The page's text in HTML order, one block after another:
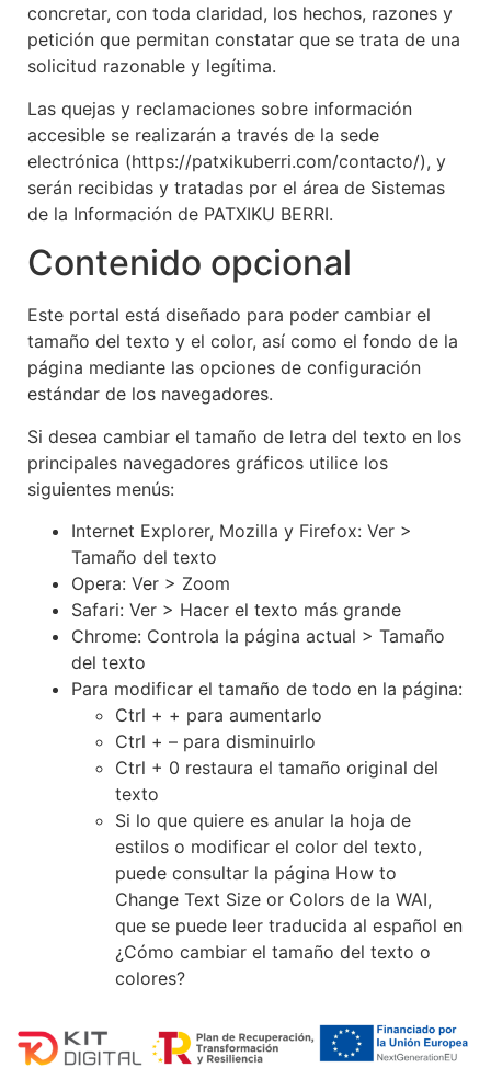
concretar, con toda claridad, los hechos, razones y
petición que permitan constatar que se trata de una
solicitud razonable y legítima.
Las quejas y reclamaciones sobre información
accesible se realizarán a través de la sede
electrónica (https://patxikuberri.com/contacto/), y
serán recibidas y tratadas por el área de Sistemas
de la Información de PATXIKU BERRI.
Contenido opcional
Este portal está diseñado para poder cambiar el
tamaño del texto y el color, así como el fondo de la
página mediante las opciones de configuración
estándar de los navegadores.
Si desea cambiar el tamaño de letra del texto en los
principales navegadores gráficos utilice los
siguientes menús:
Internet Explorer, Mozilla y Firefox: Ver >
Tamaño del texto
Opera: Ver > Zoom
Safari: Ver > Hacer el texto más grande
Chrome: Controla la página actual > Tamaño
del texto
Para modificar el tamaño de todo en la página:
Ctrl + + para aumentarlo
Ctrl + – para disminuirlo
Ctrl + 0 restaura el tamaño original del
texto
Si lo que quiere es anular la hoja de
estilos o modificar el color del texto,
puede consultar la página How to
Change Text Size or Colors de la WAI,
que se puede leer traducida al español en
¿Cómo cambiar el tamaño del texto o
colores?